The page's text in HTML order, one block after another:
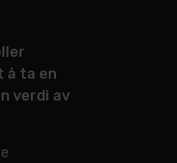
å ta en
verdi av